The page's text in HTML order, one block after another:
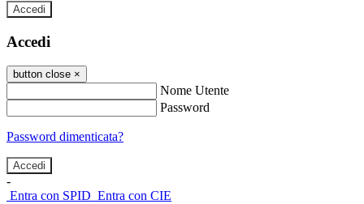
Accedi
Accedi
button close ×
Nome Utente
Password
Password dimenticata?
-
Entra con SPID Entra con CIE